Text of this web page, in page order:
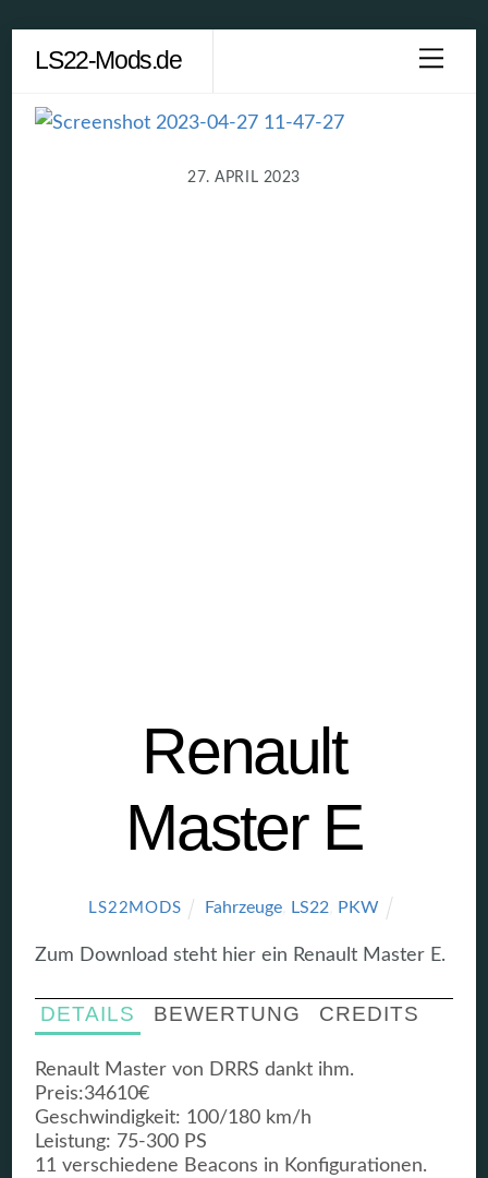
content
LS22-Mods.de
27. APRIL 2023
Renault
Master E
LS22MODS Fahrzeuge, LS22 PKW
Zum Download steht hier ein Renault Master E.
DETAILS BEWERTUNG CREDITS
Renault Master von DRRS dankt ihm.
Preis:34610€
Geschwindigkeit: 100/180 km/h
Leistung: 75-300 PS
11 verschiedene Beacons in Konfigurationen.